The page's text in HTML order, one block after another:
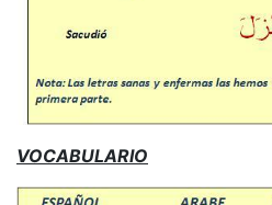
VOCABULARIO